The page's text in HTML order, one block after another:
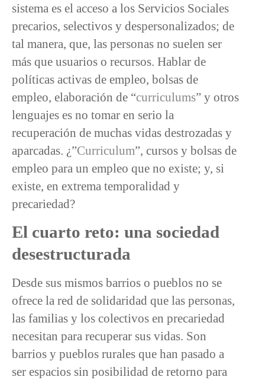
sistema es el acceso a los Servicios Sociales
precarios, selectivos y despersonalizados; de
tal manera, que, las personas no suelen ser
más que usuarios o recursos. Hablar de
políticas activas de empleo, bolsas de
empleo, elaboración de “curriculums” y otros
lenguajes es no tomar en serio la
recuperación de muchas vidas destrozadas y
aparcadas. ¿”Curriculum”, cursos y bolsas de
empleo para un empleo que no existe; y, si
existe, en extrema temporalidad y
precariedad?
El cuarto reto: una sociedad
desestructurada
Desde sus mismos barrios o pueblos no se
ofrece la red de solidaridad que las personas,
las familias y los colectivos en precariedad
necesitan para recuperar sus vidas. Son
barrios y pueblos rurales que han pasado a
ser espacios sin posibilidad de retorno para